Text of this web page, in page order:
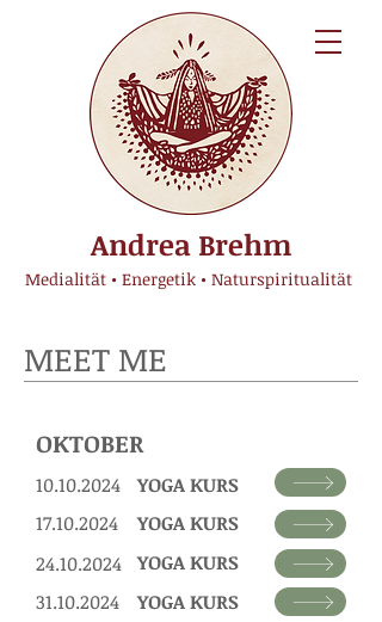
Medialität • Energetik • Naturspiritualität
Andrea Brehm
MEET ME
OKTOBER
10.10.2024
YOGA KURS
17.10.2024
YOGA KURS
24.10.2024 YOGA KURS
31.10.2024
YOGA KURS